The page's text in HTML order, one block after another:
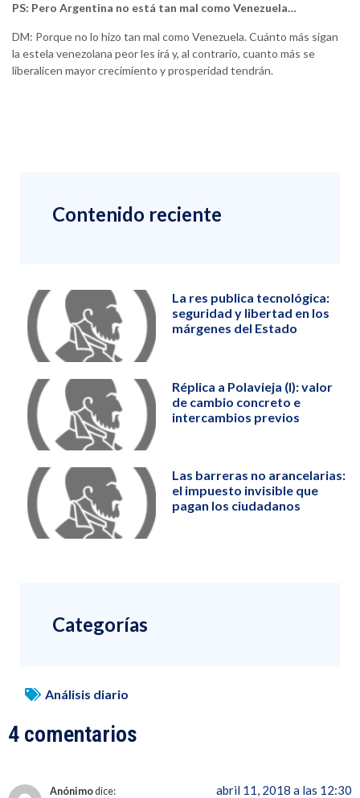
PS: Pero Argentina no está tan mal como Venezuela…
DM: Porque no lo hizo tan mal como Venezuela. Cuánto más sigan
la estela venezolana peor les irá y, al contrario, cuanto más se
liberalicen mayor crecimiento y prosperidad tendrán.
Contenido reciente
La res publica tecnológica:
seguridad y libertad en los
márgenes del Estado
Réplica a Polavieja (I): valor
de cambio concreto e
intercambios previos
Las barreras no arancelarias:
el impuesto invisible que
pagan los ciudadanos
Categorías
Análisis diario
4 comentarios
Anónimodice: abril 11, 2018 a las 12:30